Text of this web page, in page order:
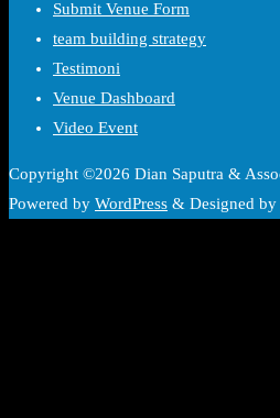
Submit Venue Form
team building strategy
Testimoni
Venue Dashboard
Video Event
Copyright ©2026 Dian Saputra &
Powered by WordPress & Designed by